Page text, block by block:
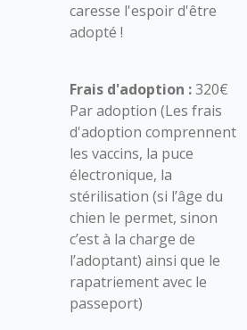
caresse l'espoir d'être
adopté !
Frais d'adoption :320€
Par adoption (Les frais
d'adoption comprennent
les vaccins, la puce
électronique, la
stérilisation (si l’âge du
chien le permet, sinon
c’est à la charge de
l’adoptant) ainsi que le
rapatriement avec le
passeport)